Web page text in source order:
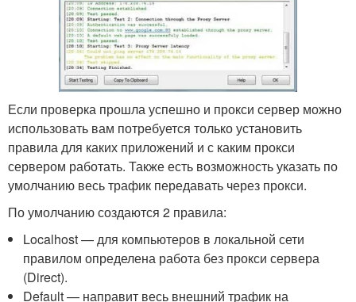
Если проверка прошла успешно и прокси сервер можно
использовать вам потребуется только установить
правила для каких приложений и с каким прокси
сервером работать. Также есть возможность указать по
умолчанию весь трафик передавать через прокси.
По умолчанию создаются 2 правила:
Localhost — для компьютеров в локальной сети
правилом определена работа без прокси сервера
(Direct).
Default — направит весь внешний трафик на